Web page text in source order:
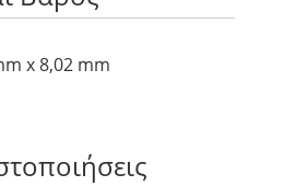
x 8,02 mm